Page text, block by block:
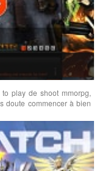
play de shoot mmorpg,
doute commencer à bien